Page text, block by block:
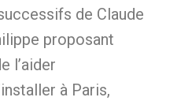
de Claude
proposant
l’aider
à Paris,